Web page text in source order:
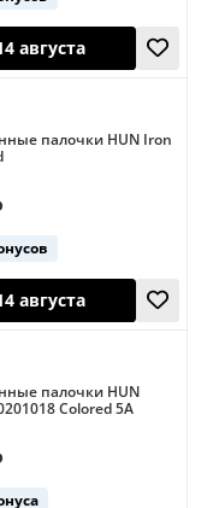
14 августа
палочки HUN Iron
палочки HUN
Colored 5A